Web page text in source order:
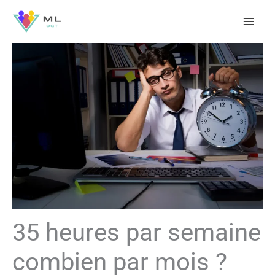
Aller
contenu
35 heures par semaine
combien par mois ?